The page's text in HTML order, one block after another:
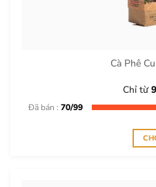
Cà Phê
Chỉ từ
Đã bán : 70/99